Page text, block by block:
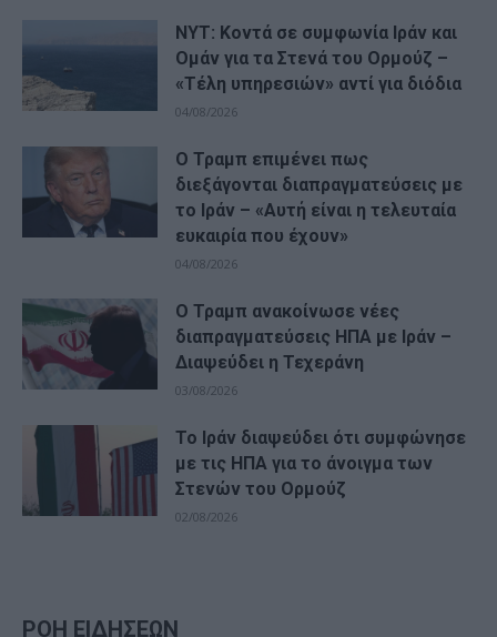
NYT: Κοντά σε συμφωνία Ιράν και
Ομάν για τα Στενά του Ορμούζ –
«Τέλη υπηρεσιών» αντί για διόδια
04/08/2026
Ο Τραμπ επιμένει πως
διεξάγονται διαπραγματεύσεις με
το Ιράν – «Αυτή είναι η τελευταία
ευκαιρία που έχουν»
04/08/2026
Ο Τραμπ ανακοίνωσε νέες
διαπραγματεύσεις ΗΠΑ με Ιράν –
Διαψεύδει η Τεχεράνη
03/08/2026
Το Ιράν διαψεύδει ότι συμφώνησε
με τις ΗΠΑ για το άνοιγμα των
Στενών του Ορμούζ
02/08/2026
ΡΟΗ ΕΙΔΗΣΕΩΝ